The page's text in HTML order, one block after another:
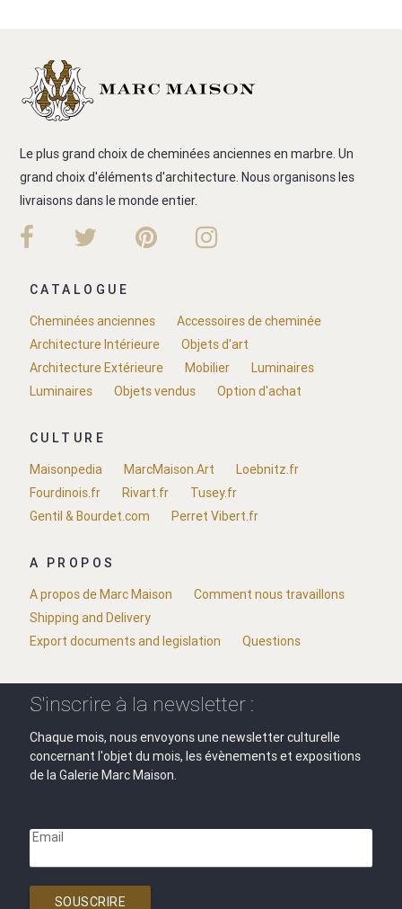
Le plus grand choix de cheminées anciennes en marbre. Un
grand choix d'éléments d'architecture. Nous organisons les
livraisons dans le monde entier.
CATALOGUE
Cheminées anciennes
Accessoires de cheminée
Architecture Intérieure
Objets d'art
Architecture Extérieure
Mobilier
Luminaires
Luminaires
Objets vendus Option d'achat
CULTURE
Maisonpedia
MarcMaison.Art
Loebnitz.fr
Fourdinois.fr
Rivart.fr
Tusey.fr
Gentil & Bourdet.com
Perret Vibert.fr
A PROPOS
A propos de Marc Maison
Comment nous travaillons
Shipping and Delivery
Export documents and legislation
Questions
S'inscrire à la newsletter :
Chaque mois, nous envoyons une newsletter culturelle
concernant l'objet du mois, les évènements et expositions
de la Galerie Marc Maison.
Email
SOUSCRIRE